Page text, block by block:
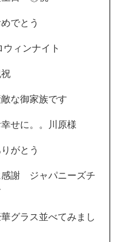
でとう
ィンナイト
な御家族です
せに。。川原様
がとう
謝 ジャパニーズチ
ラス並べてみまし